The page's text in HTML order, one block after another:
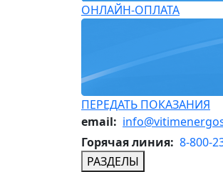
ОНЛАЙН-ОПЛАТА
ПЕРЕДАТЬ ПОКАЗАНИЯ
email:
Горячая линия: 8-800-
РАЗДЕЛЫ